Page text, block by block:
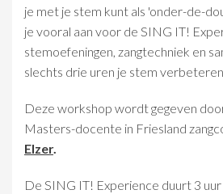
je met je stem kunt als 'onder-de-
je vooral aan voor de SING IT!
stemoefeningen, zangtechniek en
slechts drie uren je stem
Deze workshop wordt gegeven
Masters-docente in Friesland
Elzer.
De SING IT! Experience duurt 3 uur